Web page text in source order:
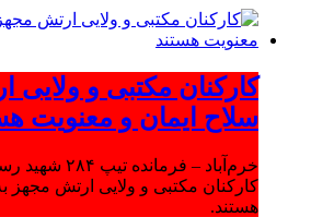
کارکنان مکتبی و ولایی
سلاح ایمان و معنویت
خرم‌آباد –
کارکنان مکتبی و ولایی ارتش مجهز
هستند.